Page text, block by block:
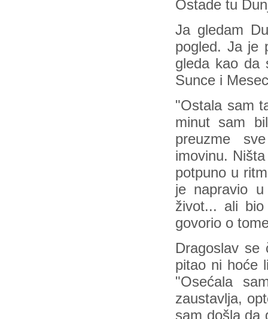
Ostade tu
Ja gledam
pogled. Ja je
gleda kao da
Sunce i
"Ostala sam
minut sam
preuzme
imovinu.
potpuno u
je napravio
život... ali
govorio o
Dragoslav
pitao ni hoće
"Osećala
zaustavlja,
sam došla da